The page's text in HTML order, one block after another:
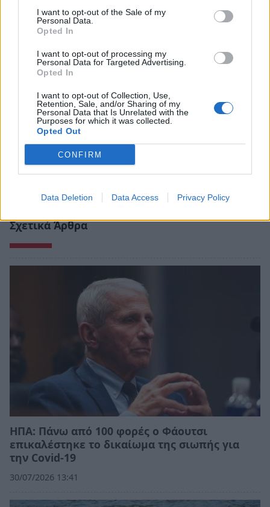
I want to opt-out of the Sale of my
Personal Data.
Opted In
I want to opt-out of processing my
Personal Data for Targeted Advertising.
Opted In
I want to opt-out of Collection, Use,
Retention, Sale, and/or Sharing of my
Personal Data that Is Unrelated with the
Purposes for which it was collected.
Opted Out
CONFIRM
Data Deletion Data Access Privacy Policy
Σχετικά Άρθρα
ΗΠΑ: Πάνω από 100 φορές ο Φάουτσι
επικαλέστηκε το δικαίωμα της σιωπής για
την Covid-19
30/07/2026 13:41